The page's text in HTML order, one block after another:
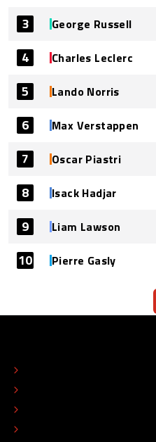
3 George Russell
4 Charles Leclerc
5 Lando Norris
6 Max Verstappen
7 Oscar Piastri
8 Isack Hadjar
9 Liam Lawson
10 Pierre Gasly